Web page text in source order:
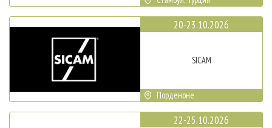
20-23.10.2026
SICAM
Порденоне
22-25.10.2026